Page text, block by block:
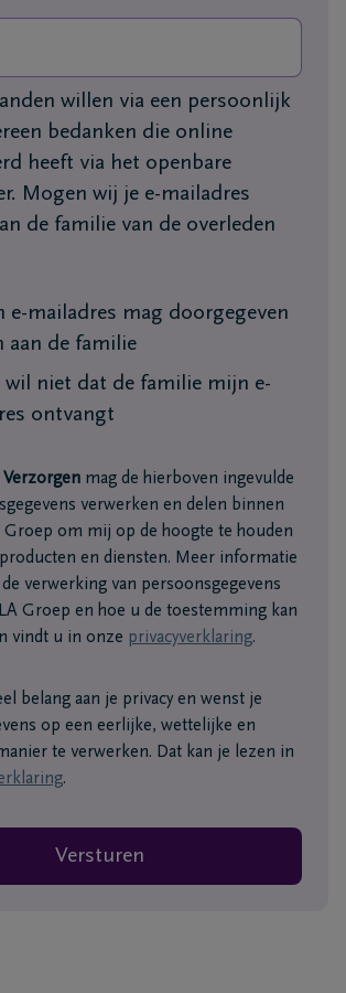
willen via een persoonlijk
bedanken die online
heeft via het openbare
Mogen wij je e-mailadres
de familie van de overleden
e-mailadres mag doorgegeven
aan de familie
wil niet dat de familie mijn e-
ontvangt
Verzorgen mag de hierboven ingevulde
verwerken en delen binnen
Groep om mij op de hoogte te houden
en diensten. Meer informatie
verwerking van persoonsgegevens
Groep en hoe u de toestemming kan
vindt u in onze privacyverklaring.
belang aan je privacy en wenst je
op een eerlijke, wettelijke en
te verwerken. Dat kan je lezen in
.
Versturen